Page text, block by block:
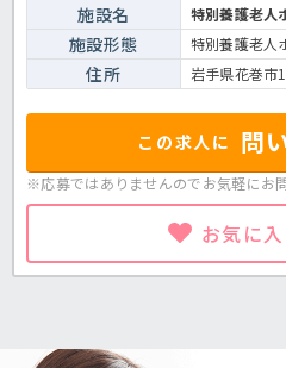
施設名 特別養護老人
施設形態 特別養護老人
住所 岩手県花巻市
この求人に 問
※応募ではありませんのでお気軽にお
お気に